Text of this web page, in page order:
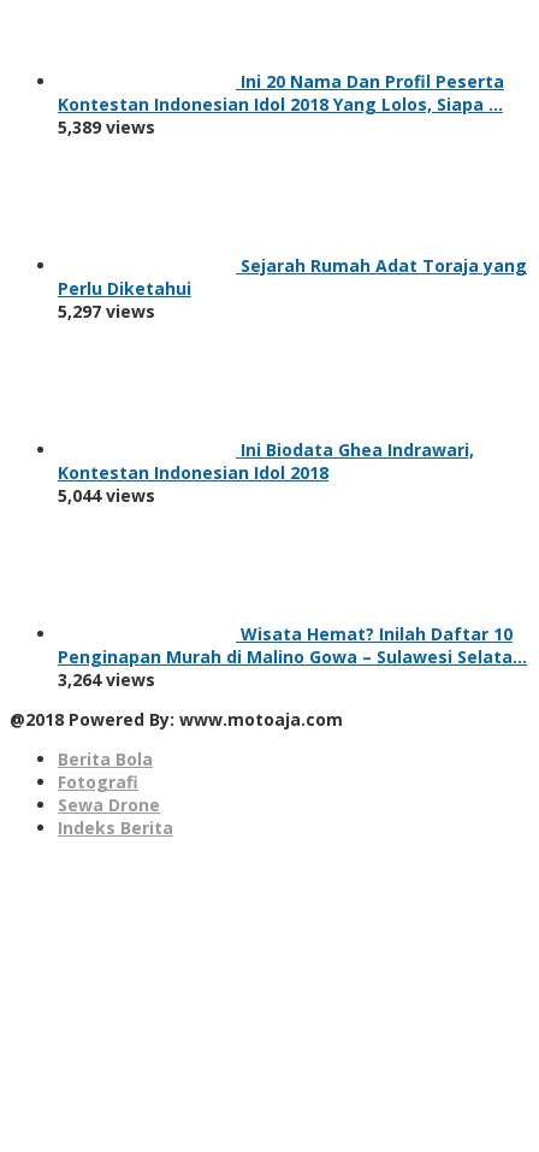
Ini 20 Nama Dan Profil Peserta
Kontestan Indonesian Idol 2018 Yang Lolos, Siapa …
5,389 views
Sejarah Rumah Adat Toraja yang
Perlu Diketahui
5,297 views
Ini Biodata Ghea Indrawari,
Kontestan Indonesian Idol 2018
5,044 views
Wisata Hemat? Inilah Daftar 10
Penginapan Murah di Malino Gowa – Sulawesi Selata…
3,264 views
@2018 Powered By: www.motoaja.com
Berita Bola
Fotografi
Sewa Drone
Indeks Berita